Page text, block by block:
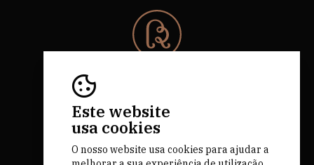
Este website
usa cookies
O nosso website usa cookies para ajudar a
RNAAT 684/2019.
by M&ADigital